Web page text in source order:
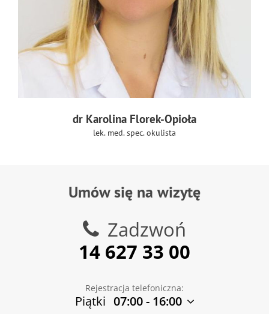
dr Karolina Florek-Opioła
lek. med. spec. okulista
Umów się na wizytę
Zadzwoń
14 627 33 00
Rejestracja telefoniczna:
Piątki 07:00 - 16:00